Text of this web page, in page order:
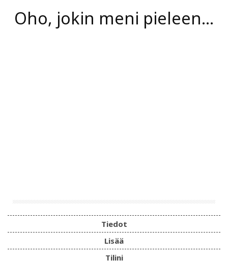
Oho, jokin meni pieleen...
Tiedot
Lisää
Tilini